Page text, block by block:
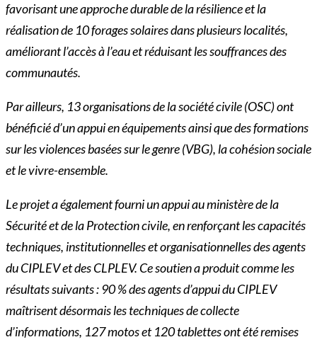
favorisant une approche durable de la résilience et la
réalisation de 10 forages solaires dans plusieurs localités,
améliorant l’accès à l’eau et réduisant les souffrances des
communautés.
Par ailleurs, 13 organisations de la société civile (OSC) ont
bénéficié d’un appui en équipements ainsi que des formations
sur les violences basées sur le genre (VBG), la cohésion sociale
et le vivre-ensemble.
Le projet a également fourni un appui au ministère de la
Sécurité et de la Protection civile, en renforçant les capacités
techniques, institutionnelles et organisationnelles des agents
du CIPLEV et des CLPLEV. Ce soutien a produit comme les
résultats suivants : 90 % des agents d’appui du CIPLEV
maîtrisent désormais les techniques de collecte
d’informations, 127 motos et 120 tablettes ont été remises